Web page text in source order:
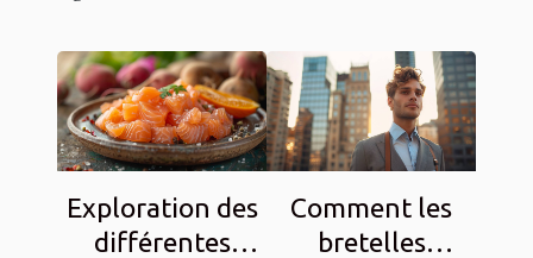
Exploration des
différentes
Comment les
bretelles